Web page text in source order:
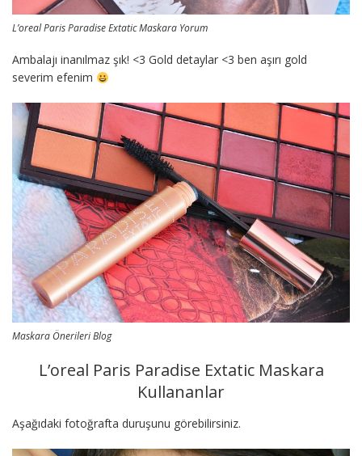
L’oreal Paris Paradise Extatic Maskara Yorum
Ambalajı inanılmaz şık! <3 Gold detaylar <3 ben aşırı gold
severim efenim
Maskara Önerileri Blog
L’oreal Paris Paradise Extatic Maskara
Kullananlar
Aşağıdaki fotoğrafta duruşunu görebilirsiniz.